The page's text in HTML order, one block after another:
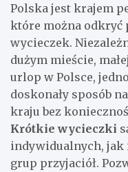
Polska jest krajem
które można odkryć
wycieczek.
dużym mieście,
urlop w Polsce,
doskonały sposób
kraju bez
Krótkie wycieczki
indywidualnych, jak
grup przyjaciół.